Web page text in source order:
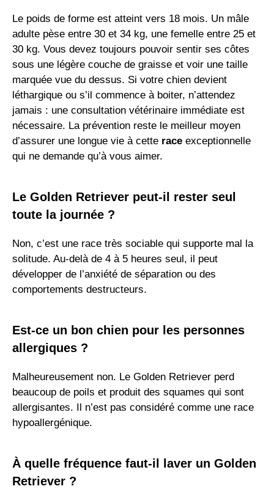
Le poids de forme est atteint vers 18 mois. Un mâle
adulte pèse entre 30 et 34 kg, une femelle entre 25 et
30 kg. Vous devez toujours pouvoir sentir ses côtes
sous une légère couche de graisse et voir une taille
marquée vue du dessus. Si votre chien devient
léthargique ou s’il commence à boiter, n’attendez
jamais : une consultation vétérinaire immédiate est
nécessaire. La prévention reste le meilleur moyen
d’assurer une longue vie à cette race exceptionnelle
qui ne demande qu’à vous aimer.
Le Golden Retriever peut-il rester seul
toute la journée ?
Non, c’est une race très sociable qui supporte mal la
solitude. Au-delà de 4 à 5 heures seul, il peut
développer de l’anxiété de séparation ou des
comportements destructeurs.
Est-ce un bon chien pour les personnes
allergiques ?
Malheureusement non. Le Golden Retriever perd
beaucoup de poils et produit des squames qui sont
allergisantes. Il n’est pas considéré comme une race
hypoallergénique.
À quelle fréquence faut-il laver un Golden
Retriever ?